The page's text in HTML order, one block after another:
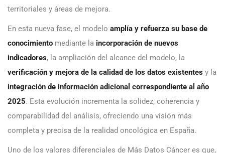
territoriales y áreas de mejora.
En esta nueva fase, el modelo amplía y refuerza su base de
conocimiento mediante la incorporación de nuevos
indicadores, la ampliación del alcance del modelo, la
verificación y mejora de la calidad de los datos existentes y la
integración de información adicional correspondiente al año
2025. Esta evolución incrementa la solidez, coherencia y
comparabilidad del análisis, ofreciendo una visión más
completa y precisa de la realidad oncológica en España.
Uno de los valores diferenciales de Más Datos Cáncer es que,